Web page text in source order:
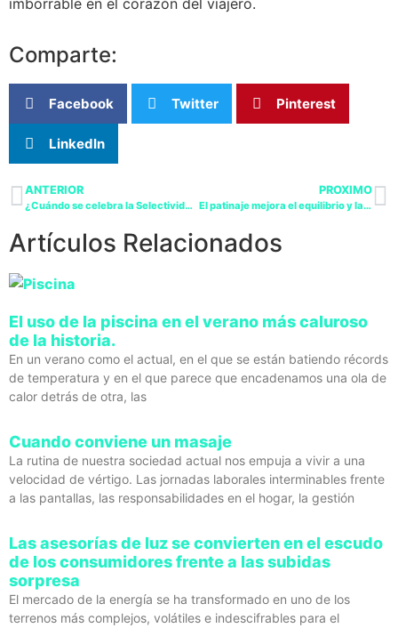
Comparte:
Facebook Twitter Pinterest
LinkedIn
ANTERIOR
¿Cuándo se celebra la Selectividad 2024 en España?
PROXIMO
El patinaje mejora el equilibrio y la coordinación
Artículos Relacionados
El uso de la piscina en el verano más caluroso
de la historia.
En un verano como el actual, en el que se están batiendo récords
de temperatura y en el que parece que encadenamos una ola de
calor detrás de otra, las
Cuando conviene un masaje
La rutina de nuestra sociedad actual nos empuja a vivir a una
velocidad de vértigo. Las jornadas laborales interminables frente
a las pantallas, las responsabilidades en el hogar, la gestión
Las asesorías de luz se convierten en el escudo
de los consumidores frente a las subidas
sorpresa
El mercado de la energía se ha transformado en uno de los
terrenos más complejos, volátiles e indescifrables para el